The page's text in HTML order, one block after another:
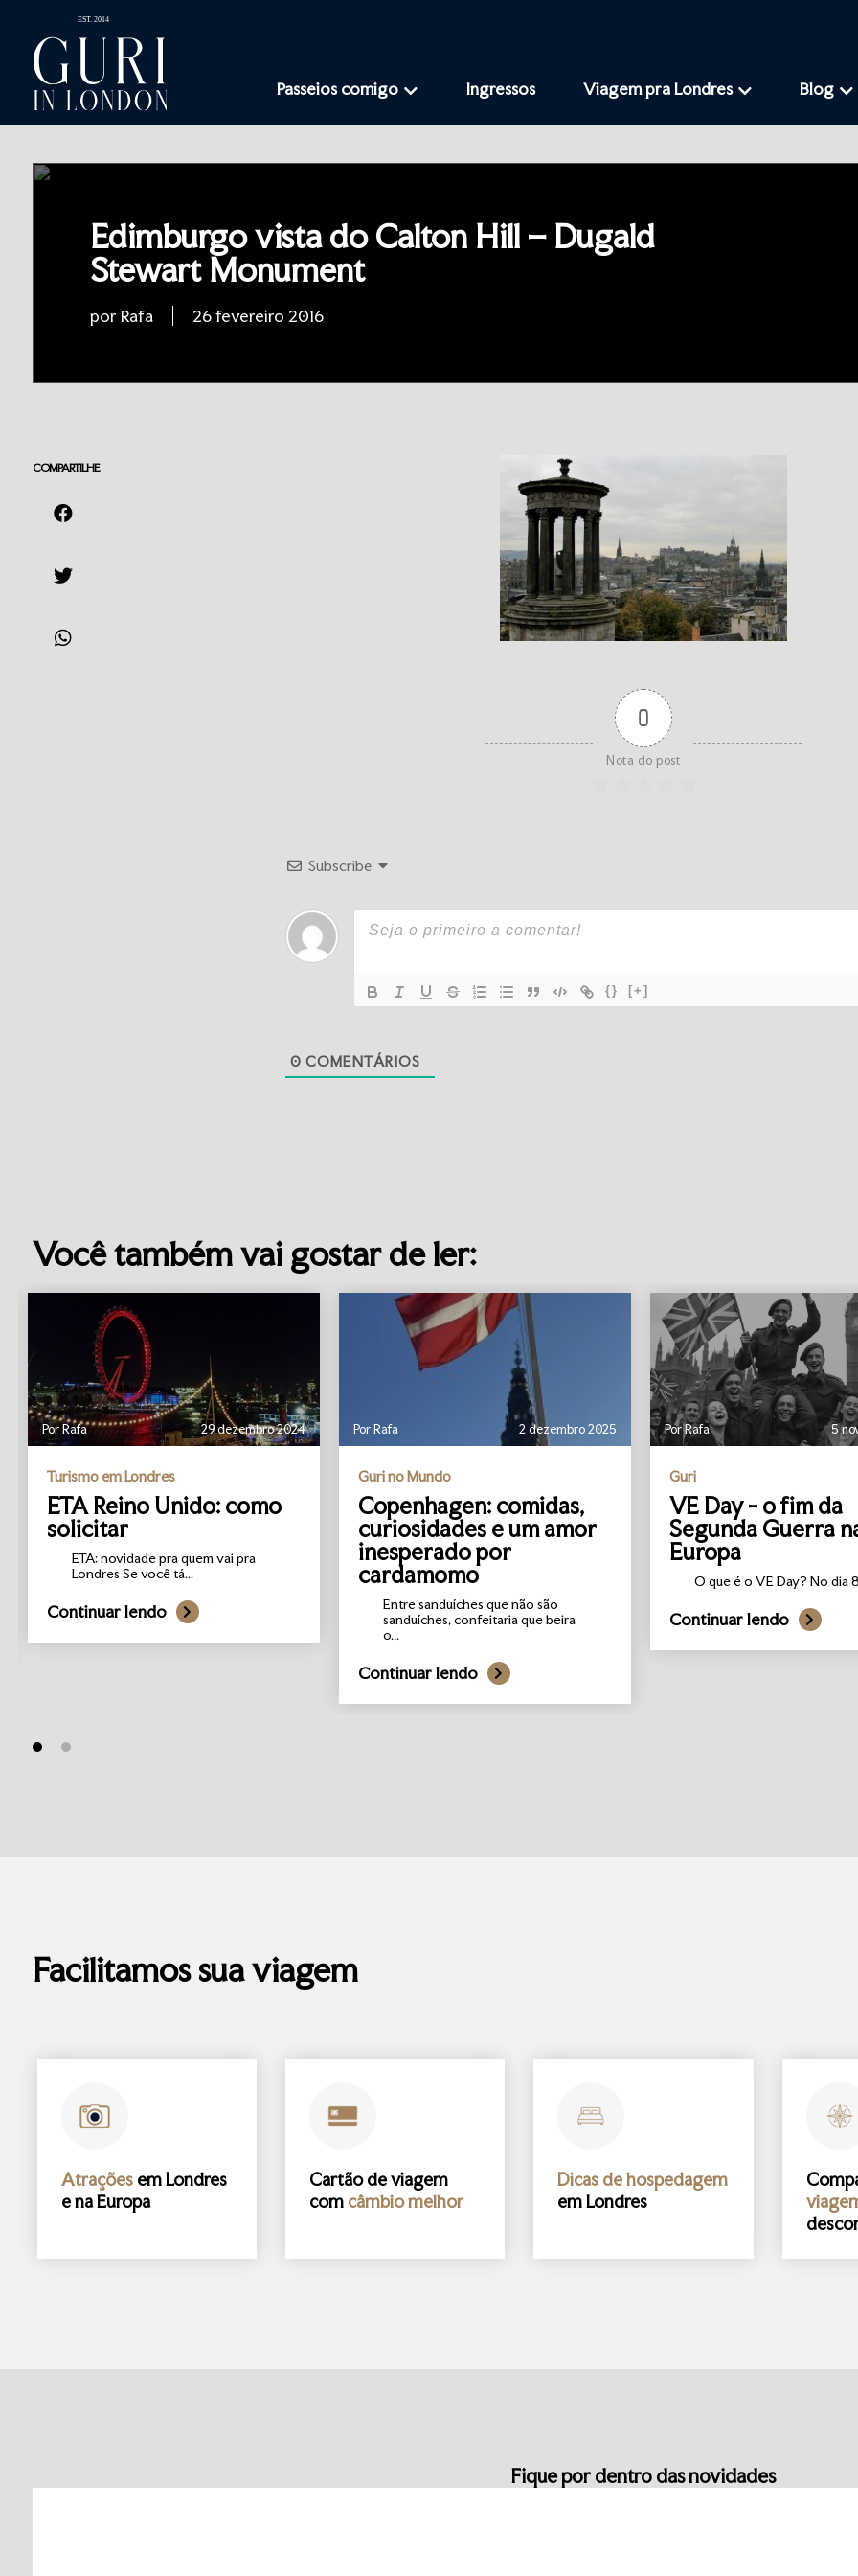
Passeios comigo Ingressos Viagem pra Londres Blog
Edimburgo vista do Calton Hill – Dugald
Stewart Monument
por Rafa 26 fevereiro 2016
COMPARTILHE
0
Nota do post
Subscribe
{} [+]
0 COMENTÁRIOS
Você também vai gostar de ler:
Por Rafa 29 dezembro 2024
Turismo em Londres
ETA Reino Unido: como
solicitar
ETA: novidade pra quem vai pra
Londres Se você tá...
Continuar lendo
Por Rafa 2 dezembro 2025
Guri no Mundo
Copenhagen: comidas,
curiosidades e um amor
inesperado por
cardamomo
Entre sanduíches que não são
sanduíches, confeitaria que beira
o...
Continuar lendo
Por Rafa 5
Guri
VE Day - o fim da
Segunda Guerra
Europa
O que é o VE Day? No dia
Continuar lendo
Facilitamos sua viagem
Atraçõesem Londres
e na Europa
Cartão de viagem
com câmbio melhor
Dicas de hospedagem
em Londres
Fique por dentro das novidades